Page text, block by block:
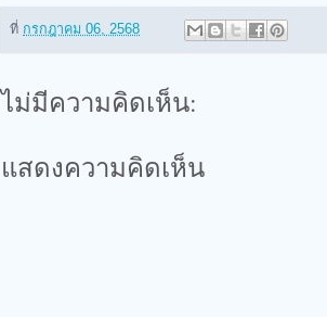
ที่ กรกฎาคม 06, 2568
ไม่มีความคิดเห็น:
แสดงความคิดเห็น